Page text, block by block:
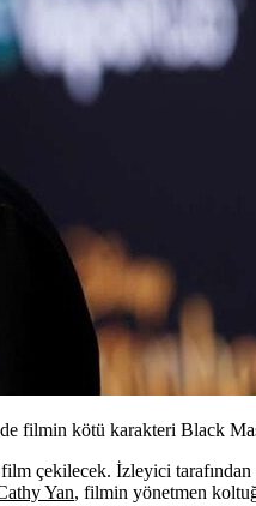
filmin kötü karakteri Black
çekilecek. İzleyici
Yan, filmin yönetmen